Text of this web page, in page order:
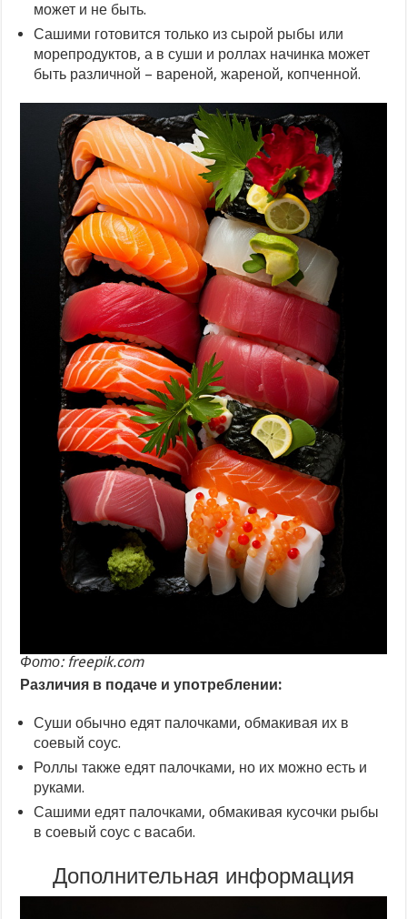
может и не быть.
Сашими готовится только из сырой рыбы или
морепродуктов, а в суши и роллах начинка может
быть различной – вареной, жареной, копченной.
Фото: freepik.com
Различия в подаче и употреблении:
Суши обычно едят палочками, обмакивая их в
соевый соус.
Роллы также едят палочками, но их можно есть и
руками.
Сашими едят палочками, обмакивая кусочки рыбы
в соевый соус с васаби.
Дополнительная информация